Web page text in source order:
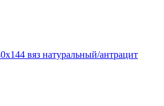
вяз натуральный/антрацит